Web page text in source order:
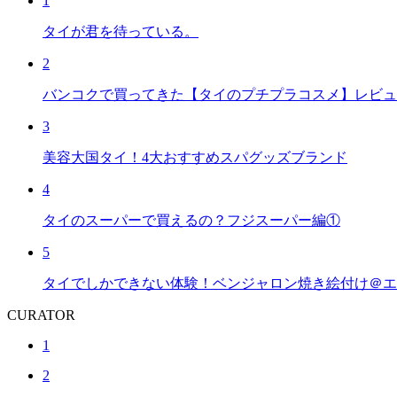
タイが君を待っている。
2
バンコクで買ってきた【タイのプチプラコスメ】レビュ
3
美容大国タイ！4大おすすめスパグッズブランド
4
タイのスーパーで買えるの？フジスーパー編①
5
タイでしかできない体験！ベンジャロン焼き絵付け＠
CURATOR
1
2